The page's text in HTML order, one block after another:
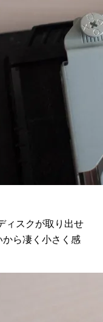
ィスクが取り出せ
ら凄く小さく感